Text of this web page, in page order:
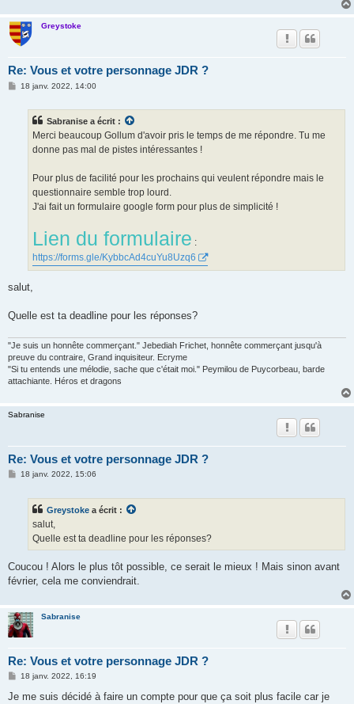
Greystoke
Re: Vous et votre personnage JDR ?
M18 janv. 2022, 14:00
Sabranise a écrit :
Merci beaucoup Gollum d'avoir pris le temps de me répondre. Tu me
donne pas mal de pistes intéressantes !
Pour plus de facilité pour les prochains qui veulent répondre mais le
questionnaire semble trop lourd.
J'ai fait un formulaire google form pour plus de simplicité !
Lien du formulaire :
https://forms.gle/KybbcAd4cuYu8Uzq6
salut,
Quelle est ta deadline pour les réponses?
"Je suis un honnête commerçant." Jebediah Frichet, honnête commerçant jusqu'à
preuve du contraire, Grand inquisiteur. Ecryme
"Si tu entends une mélodie, sache que c'était moi." Peymilou de Puycorbeau, barde
attachiante. Héros et dragons
Sabranise
Re: Vous et votre personnage JDR ?
M
18 janv. 2022, 15:06
Greystoke a écrit :
salut,
Quelle est ta deadline pour les réponses?
Coucou ! Alors le plus tôt possible, ce serait le mieux ! Mais sinon avant
février, cela me conviendrait.
Sabranise
Re: Vous et votre personnage JDR ?
M
s
18 janv. 2022, 16:19
Je me suis décidé à faire un compte pour que ça soit plus facile car je